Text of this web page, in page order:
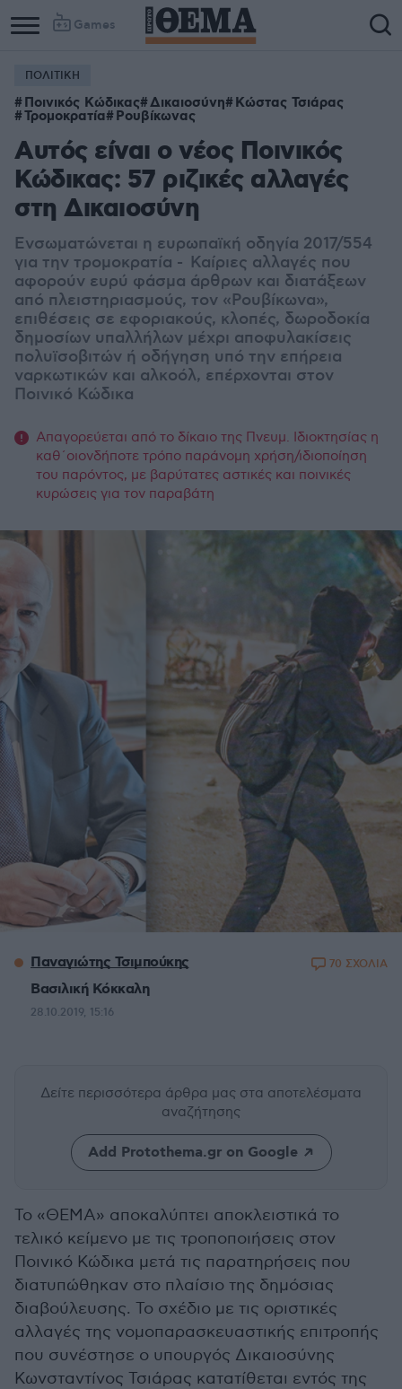
Games
ΠΟΛΙΤΙΚΗ
Ποινικός Κώδικας Δικαιοσύνη Κώστας Τσιάρας
Τρομοκρατία Ρουβίκωνας
Αυτός είναι ο νέος Ποινικός
Κώδικας: 57 ριζικές αλλαγές
στη Δικαιοσύνη
Ενσωματώνεται η ευρωπαϊκή οδηγία 2017/554
για την τρομοκρατία - Καίριες αλλαγές που
αφορούν ευρύ φάσμα άρθρων και διατάξεων
από πλειστηριασμούς, τον «Ρουβίκωνα»,
επιθέσεις σε εφοριακούς, κλοπές, δωροδοκία
δημοσίων υπαλλήλων μέχρι αποφυλακίσεις
πολυϊσοβιτών ή οδήγηση υπό την επήρεια
ναρκωτικών και αλκοόλ, επέρχονται στον
Ποινικό Κώδικα
Απαγορεύεται από το δίκαιο της Πνευμ. Ιδιοκτησίας η
καθ΄οιονδήποτε τρόπο παράνομη χρήση/ιδιοποίηση
του παρόντος, με βαρύτατες αστικές και ποινικές
κυρώσεις για τον παραβάτη
Παναγιώτης Τσιμπούκης
Βασιλική Κόκκαλη
28.10.2019, 15:16
70 ΣΧΟΛΙΑ
Δείτε περισσότερα άρθρα μας στα αποτελέσματα
αναζήτησης
Add Protothema.gr on Google
Το «ΘEΜΑ» αποκαλύπτει αποκλειστικά το
τελικό κείμενο με τις τροποποιήσεις στον
Ποινικό Κώδικα μετά τις παρατηρήσεις που
διατυπώθηκαν στο πλαίσιο της δημόσιας
διαβούλευσης. Το σχέδιο με τις οριστικές
αλλαγές της νομοπαρασκευαστικής επιτροπής
που συνέστησε ο υπουργός Δικαιοσύνης
Κωνσταντίνος Τσιάρας κατατίθεται εντός της